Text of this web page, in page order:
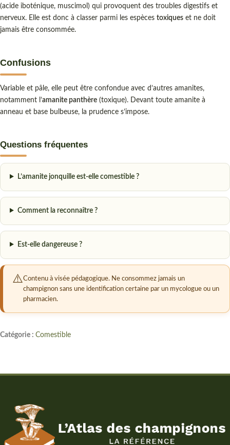
(acide iboténique, muscimol) qui provoquent des troubles digestifs et
nerveux. Elle est donc à classer parmi les espèces toxiques et ne doit
jamais être consommée.
Confusions
Variable et pâle, elle peut être confondue avec d’autres amanites,
notamment l’amanite panthère (toxique). Devant toute amanite à
anneau et base bulbeuse, la prudence s’impose.
Questions fréquentes
L’amanite jonquille est-elle comestible ?
Comment la reconnaître ?
Est-elle dangereuse ?
Contenu à visée pédagogique. Ne consommez jamais un
champignon sans une identification certaine par un mycologue ou un
pharmacien.
Catégorie : Comestible